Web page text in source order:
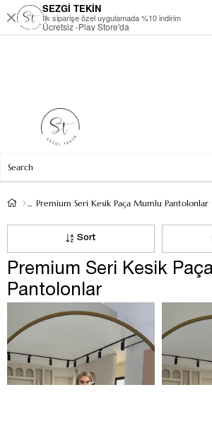
Premium Seri Kesik Paça Mumlu Pantolonlar
Sort
Premium Seri Kesik
Pantolonlar
SEZGİ TEKİN
İlk siparişe özel uygulamada %10 indirim
Ücretsiz -Play Store'da